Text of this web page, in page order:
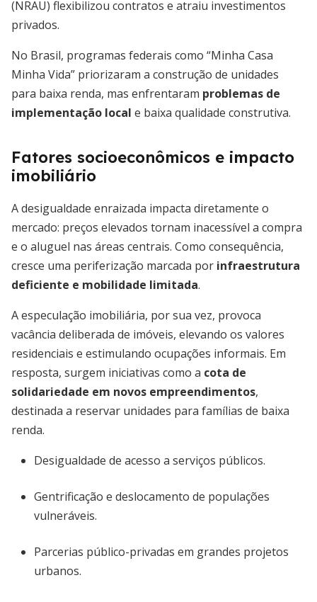
(NRAU) flexibilizou contratos e atraiu investimentos
privados.
No Brasil, programas federais como “Minha Casa
Minha Vida” priorizaram a construção de unidades
para baixa renda, mas enfrentaram problemas de
implementação local e baixa qualidade construtiva.
Fatores socioeconômicos e impacto
imobiliário
A desigualdade enraizada impacta diretamente o
mercado: preços elevados tornam inacessível a compra
e o aluguel nas áreas centrais. Como consequência,
cresce uma periferização marcada por infraestrutura
deficiente e mobilidade limitada.
A especulação imobiliária, por sua vez, provoca
vacância deliberada de imóveis, elevando os valores
residenciais e estimulando ocupações informais. Em
resposta, surgem iniciativas como a cota de
solidariedade em novos empreendimentos,
destinada a reservar unidades para famílias de baixa
renda.
Desigualdade de acesso a serviços públicos.
Gentrificação e deslocamento de populações
vulneráveis.
Parcerias público-privadas em grandes projetos
urbanos.